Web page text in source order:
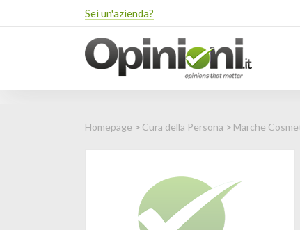
Sei un'azienda?
Homepage > Cura della Persona > Marche